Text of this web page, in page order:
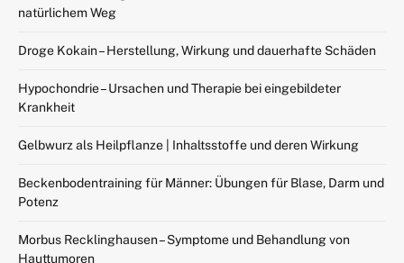
natürlichem Weg
Droge Kokain – Herstellung, Wirkung und dauerhafte Schäden
Hypochondrie – Ursachen und Therapie bei eingebildeter
Krankheit
Gelbwurz als Heilpflanze | Inhaltsstoffe und deren Wirkung
Beckenbodentraining für Männer: Übungen für Blase, Darm und
Potenz
Morbus Recklinghausen – Symptome und Behandlung von
Hauttumoren